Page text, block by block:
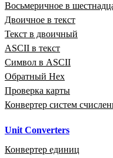
Восьмеричное в
Двоичное в текст
Текст в двоичный
ASCII в текст
Символ в ASCII
Обратный Hex
Проверка карты
Конвертер систем
Unit Converters
Конвертер единиц